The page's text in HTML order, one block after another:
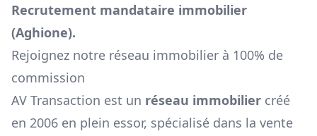
Recrutement mandataire immobilier
(Aghione).
Rejoignez notre réseau immobilier à 100% de
commission
AV Transaction est un réseau immobilier créé
en 2006 en plein essor, spécialisé dans la vente